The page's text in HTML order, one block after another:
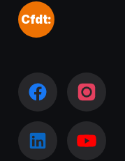
Cfdt: